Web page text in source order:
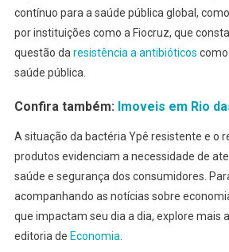
contínuo para a saúde pública global,
por instituições como a Fiocruz, que
questão da resistência a antibióticos
saúde pública.
Confira também: Imoveis em Rio
A situação da bactéria Ypê resistente e o
produtos evidenciam a necessidade de
saúde e segurança dos consumidores.
acompanhando as notícias sobre
que impactam seu dia a dia, explore mais
editoria de Economia